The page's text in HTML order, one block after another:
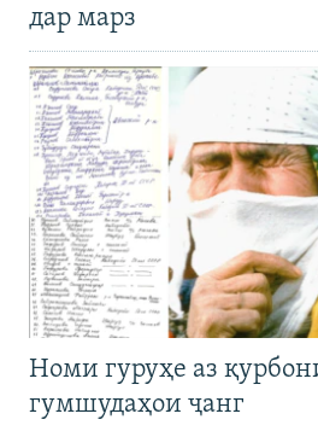
дар марз
Номи гуруҳе аз
гумшудаҳои ҷанг